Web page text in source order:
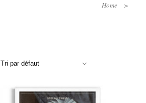
Home >
Tri par défaut